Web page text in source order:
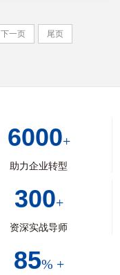
下一页 尾页
6000+
助力企业转型
300+
资深实战导师
85% +